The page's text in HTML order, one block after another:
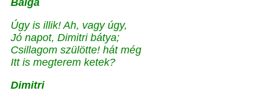
Úgy is illik! Ah, vagy úgy,
Jó napot, Dimitri bátya;
Csillagom szülötte! hát még
Itt is megterem ketek?
Dimitri